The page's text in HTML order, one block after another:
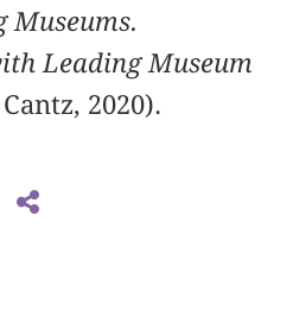
Museums.
Leading Museum
2020).